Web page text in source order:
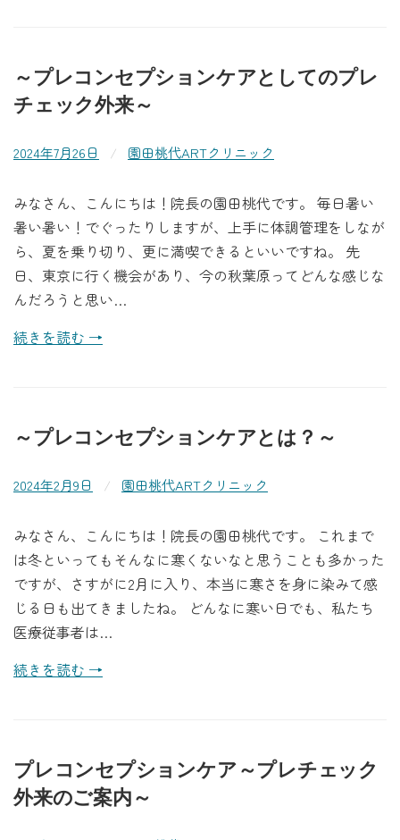
～プレコンセプションケアとしてのプレ
チェック外来～
2024年7月26日 / 園田桃代ARTクリニック
みなさん、こんにちは！院長の園田桃代です。 毎日暑い
暑い暑い！でぐったりしますが、上手に体調管理をしなが
ら、夏を乗り切り、更に満喫できるといいですね。 先
日、東京に行く機会があり、今の秋葉原ってどんな感じな
んだろうと思い…
続きを読む →
～プレコンセプションケアとは？～
2024年2月9日 / 園田桃代ARTクリニック
みなさん、こんにちは！院長の園田桃代です。 これまで
は冬といってもそんなに寒くないなと思うことも多かった
ですが、さすがに2月に入り、本当に寒さを身に染みて感
じる日も出てきましたね。 どんなに寒い日でも、私たち
医療従事者は…
続きを読む →
プレコンセプションケア～プレチェック
外来のご案内～